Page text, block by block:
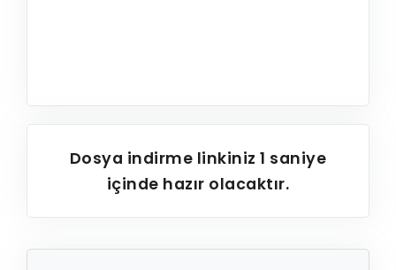
Dosya indirme linkiniz1 saniye
içinde hazır olacaktır.